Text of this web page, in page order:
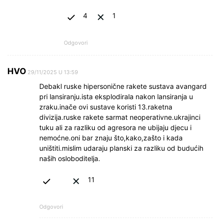
4 1
Odgovori
HVO 29/11/2025 U 13:59
Debakl ruske hipersonične rakete sustava avangard
pri lansiranju.ista eksplodirala nakon lansiranja u
zraku.inače ovi sustave koristi 13.raketna
divizija.ruske rakete sarmat neoperativne.ukrajinci
tuku ali za razliku od agresora ne ubijaju djecu i
nemoćne.oni bar znaju što,kako,zašto i kada
uništiti.mislim udaraju planski za razliku od budućih
naših osloboditelja.
11
Odgovori